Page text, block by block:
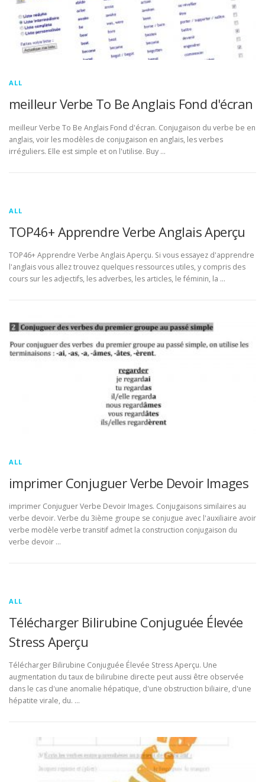
ALL
meilleur Verbe To Be Anglais Fond d'écran
meilleur Verbe To Be Anglais Fond d'écran. Conjugaison du verbe be en
anglais, voir les modèles de conjugaison en anglais, les verbes
irréguliers. Elle est simple et on l'utilise. Buy …
ALL
TOP46+ Apprendre Verbe Anglais Aperçu
TOP46+ Apprendre Verbe Anglais Aperçu. Si vous essayez d'apprendre
l'anglais vous allez trouvez quelques ressources utiles, y compris des
cours sur les adjectifs, les adverbes, les articles, le féminin, la …
ALL
imprimer Conjuguer Verbe Devoir Images
imprimer Conjuguer Verbe Devoir Images. Conjugaisons similaires au
verbe devoir. Verbe du 3ième groupe se conjugue avec l'auxiliaire avoir
verbe modèle verbe transitif admet la construction conjugaison du
verbe devoir …
ALL
Télécharger Bilirubine Conjuguée Élevée
Stress Aperçu
Télécharger Bilirubine Conjuguée Élevée Stress Aperçu. Une
augmentation du taux de bilirubine directe peut aussi être observée
dans le cas d'une anomalie hépatique, d'une obstruction biliaire, d'une
hépatite virale, du. …